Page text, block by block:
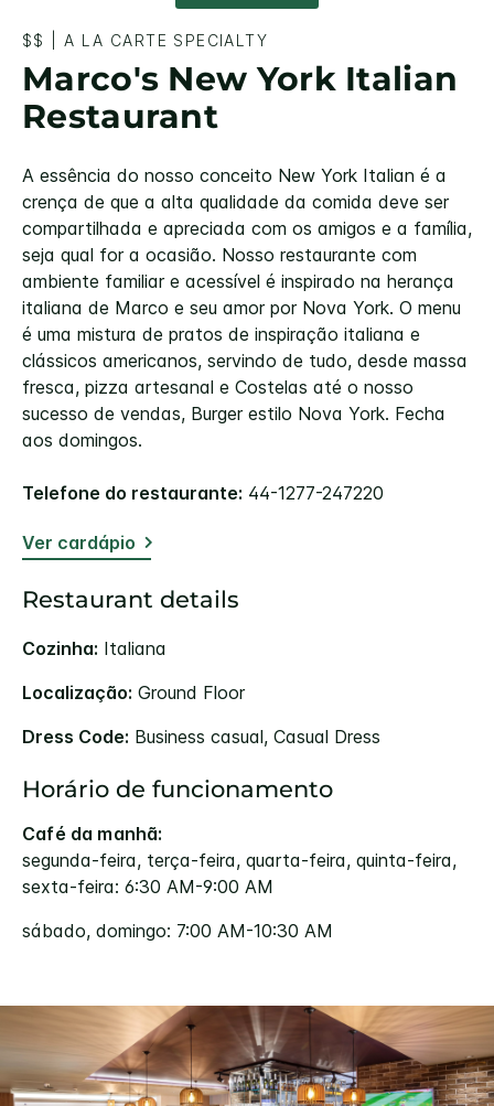
$$ |A LA CARTE SPECIALTY
Marco's New York Italian
Restaurant
A essência do nosso conceito New York Italian é a
crença de que a alta qualidade da comida deve ser
compartilhada e apreciada com os amigos e a família,
seja qual for a ocasião. Nosso restaurante com
ambiente familiar e acessível é inspirado na herança
italiana de Marco e seu amor por Nova York. O menu
é uma mistura de pratos de inspiração italiana e
clássicos americanos, servindo de tudo, desde massa
fresca, pizza artesanal e Costelas até o nosso
sucesso de vendas, Burger estilo Nova York. Fecha
aos domingos.
Telefone do restaurante: 44-1277-247220
Ver cardápio
Restaurant details
Cozinha: Italiana
Localização: Ground Floor
Dress Code: Business casual, Casual Dress
Horário de funcionamento
Café da manhã:
segunda-feira, terça-feira, quarta-feira, quinta-feira,
sexta-feira: 6:30 AM-9:00 AM
sábado, domingo: 7:00 AM-10:30 AM